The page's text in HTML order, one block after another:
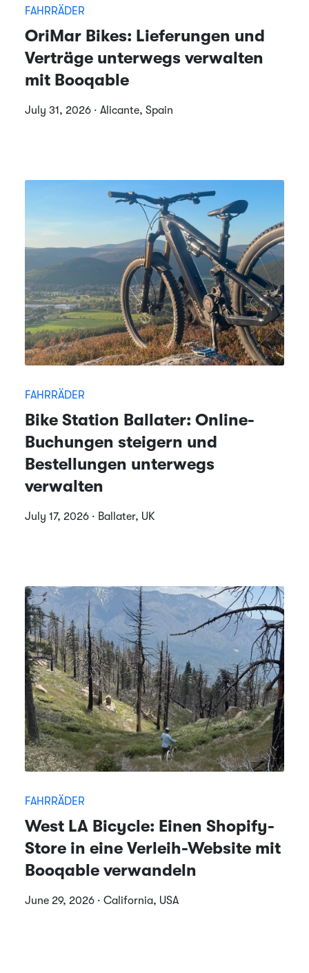
FAHRRÄDER
OriMar Bikes: Lieferungen und
Verträge unterwegs verwalten
mit Booqable
July 31, 2026 · Alicante, Spain
FAHRRÄDER
Bike Station Ballater: Online-
Buchungen steigern und
Bestellungen unterwegs
verwalten
July 17, 2026 · Ballater, UK
FAHRRÄDER
West LA Bicycle: Einen Shopify-
Store in eine Verleih-Website mit
Booqable verwandeln
June 29, 2026 · California, USA